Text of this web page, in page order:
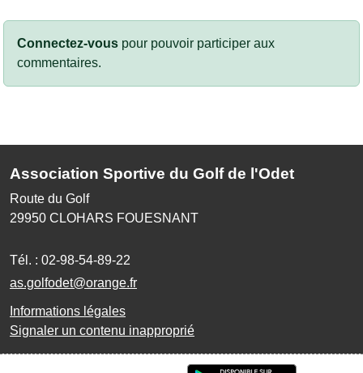
Connectez-vous pour pouvoir participer aux
commentaires.
Association Sportive du Golf de l'Odet
Route du Golf
29950 CLOHARS FOUESNANT
Tél. : 02-98-54-89-22
as.golfodet@orange.fr
Informations légales
Signaler un contenu inapproprié